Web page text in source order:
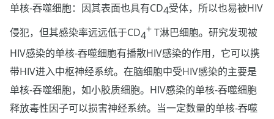
单核-吞噬细胞：因其表面也具有CD4受体，所以也易被HIV
侵犯，但其感染率远远低于CD4+T淋巴细胞。研究发现被
HIV感染的单核-吞噬细胞有播散HIV感染的作用，它可以携
带HIV进入中枢神经系统。在脑细胞中受HIV感染的主要是
单核-吞噬细胞，如小胶质细胞。HIV感染的单核-吞噬细胞
释放毒性因子可以损害神经系统。当一定数量的单核-吞噬